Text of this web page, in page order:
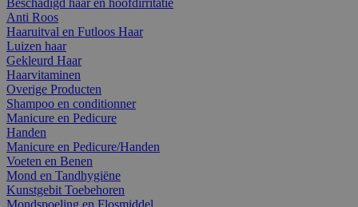
Anti Roos
Haaruitval en Futloos Haar
Luizen haar
Gekleurd Haar
Haarvitaminen
Overige Producten
Shampoo en conditionner
Manicure en Pedicure
Handen
Manicure en Pedicure/Handen
Voeten en Benen
Mond en Tandhygiëne
Kunstgebit Toebehoren
Mondspoeling en Flosmiddel